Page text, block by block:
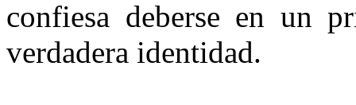
confiesa deberse en un
verdadera identidad.